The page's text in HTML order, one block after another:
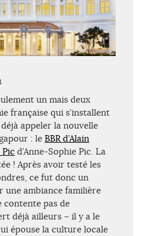
un mais deux
française qui s’installent
appeler la nouvelle
: le BBR d’Alain
Pic d’Anne-Sophie Pic. La
! Après avoir testé les
ce fut donc un
ambiance familière
contente pas de
déjà ailleurs – il y a le
épouse la culture locale